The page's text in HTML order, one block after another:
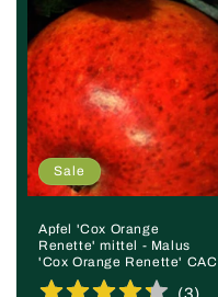
Sale
Apfel 'Cox Orange
Renette' mittel - Malus
'Cox Orange Renette' CAC